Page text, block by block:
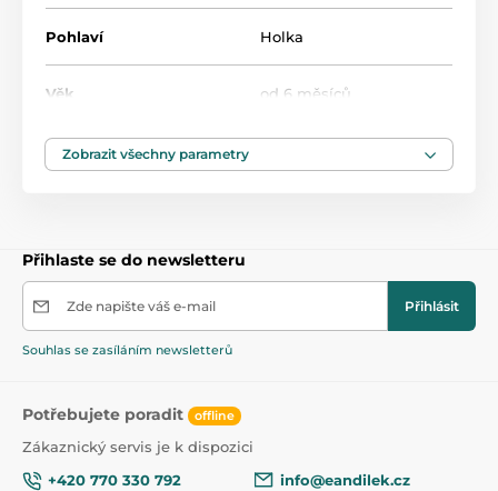
Všechny lahvičky a kelímky Philips Avent jsou
prvky, abyste vytvořili hrnek dokonale přizpůsobený
Pohlaví Holka
Věk od 6 měsíců
Obsah
Zobrazit všechny parametry
Přihlaste se do newsletteru
Zde napište váš e-mail Přihlásit
Souhlas se zasíláním newsletterů
Potřebujete poradit offline
Zákaznický servis je k dispozici
+420 770 330 792
info@eandilek.cz